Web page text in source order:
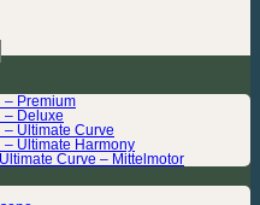
– Premium
– Deluxe
Ultimate Curve
– Ultimate Harmony
Curve – Mittelmotor